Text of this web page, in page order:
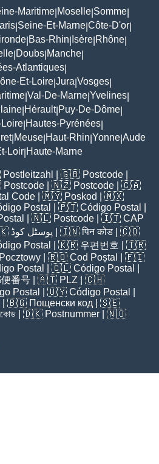
Maritime Moselle Somme
Seine-Et-Marne Côte-D'or
Bas-Rhin Isère Rhône
Doubs Manche
Atlantiques
Et-Loire Jura Vosges
Val-De-Marne Yvelines
Hérault| Puy-De-Dôme
Hautes-Pyrénées
| Meuse Haut-Rhin Yonne Aude
Loir Haute-Marne
Postleitzahl | 🇬🇧 Postcode
Postcode | 🇳🇿 Postcode | 🇨🇦
Code | 🇲🇾 Poskod
| 🇲🇽
Postal | 🇵🇹 Código Postal
| 🇳🇱 Postcode | 🇮🇹 CAP
پوسٹل کوڈ | 🇮🇳पिन कोड | 🇨🇴
Postal | 🇰🇷 우편번호
| 🇹🇷
| 🇷🇴 Cod Poștal
| 🇫🇮
Postal | 🇨🇱 Código Postal
番号 | 🇦🇹 PLZ | 🇨🇭
Postal | 🇺🇾 Código Postal
| 🇧🇬 Пощенски код | 🇸🇪
| 🇩🇰 Postnummer | 🇳🇴